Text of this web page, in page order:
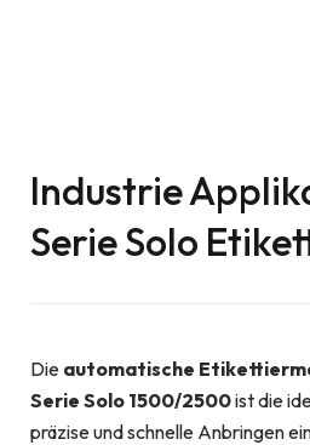
Industrie
Serie Solo
Die automatische
Serie Solo 1500/2500ist die
präzise und schnelle Anbringen